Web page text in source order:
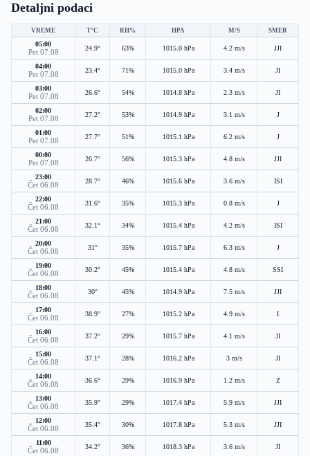
Detaljni podaci
VREME T°C RH% HPA M/S SMER
05:00
Pet 07.08 24.9° 63% 1015.0 hPa 4.2 m/s JJI
04:00
Pet 07.08 23.4° 71% 1015.0 hPa 3.4 m/s JI
03:00
Pet 07.08 26.6° 54% 1014.8 hPa 2.3 m/s JI
02:00
Pet 07.08 27.2° 53% 1014.9 hPa 3.1 m/s J
01:00
Pet 07.08 27.7° 51% 1015.1 hPa 6.2 m/s J
00:00
Pet 07.08 26.7° 56% 1015.3 hPa 4.8 m/s JJI
23:00
Čet 06.08 28.7° 46% 1015.6 hPa 3.6 m/s ISI
22:00
Čet 06.08 31.6° 35% 1015.3 hPa 0.8 m/s J
21:00
Čet 06.08 32.1° 34% 1015.4 hPa 4.2 m/s ISI
20:00
Čet 06.08 31° 35% 1015.7 hPa 6.3 m/s J
19:00
Čet 06.08 30.2° 45% 1015.4 hPa 4.8 m/s SSI
18:00
Čet 06.08 30° 45% 1014.9 hPa 7.5 m/s JJI
17:00
Čet 06.08 38.9° 27% 1015.2 hPa 4.9 m/s I
16:00
Čet 06.08 37.2° 29% 1015.7 hPa 4.1 m/s JI
15:00
Čet 06.08 37.1° 28% 1016.2 hPa 3 m/s JI
14:00
Čet 06.08 36.6° 29% 1016.9 hPa 1.2 m/s Z
13:00
Čet 06.08 35.9° 29% 1017.4 hPa 5.9 m/s JJI
12:00
Čet 06.08 35.4° 30% 1017.8 hPa 5.3 m/s JJI
11:00
Čet 06.08 34.2° 36% 1018.3 hPa 3.6 m/s JI